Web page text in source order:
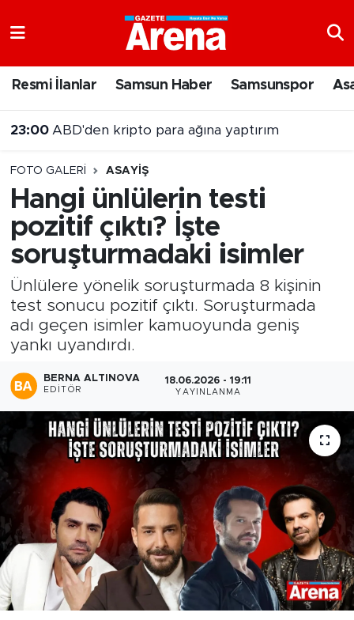
Resmi İlanlar Samsun Haber Samsunspor
23:00 ABD'den kripto para ağına yaptırım
FOTO GALERI ASAYIŞ
Hangi ünlülerin testi
pozitif çıktı? İşte
soruşturmadaki isimler
Ünlülere yönelik soruşturmada 8 kişinin
test sonucu pozitif çıktı. Soruşturmada
adı geçen isimler kamuoyunda geniş
yankı uyandırdı.
BERNA ALTINOVA
EDITÖR
18.06.2026 - 19:11
YAYINLANMA
Samsun Namaz Vakitleri
Süper Lig Puan Durumu ve Fikstür
Tüm Manşetler
Son Dakika Haberleri
Haber Arşivi